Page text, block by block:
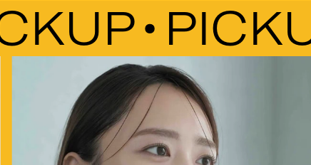
PICKUP